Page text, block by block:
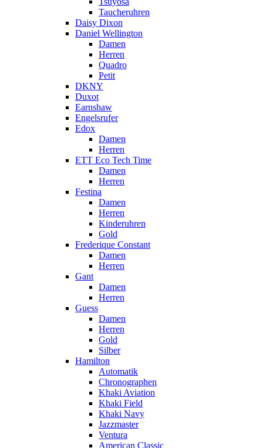
Taucheruhren
Daisy Dixon
Daniel Wellington
Damen
Herren
Quadro
Petit
DKNY
Duxot
Earnshaw
Engelsrufer
Edox
Damen
Herren
ETT Eco Tech Time
Damen
Herren
Festina
Damen
Herren
Kinderuhren
Gold
Frederique Constant
Damen
Herren
Gant
Damen
Herren
Guess
Damen
Herren
Gold
Silber
Hamilton
Automatik
Chronographen
Khaki Aviation
Khaki Field
Khaki Navy
Jazzmaster
Ventura
American Classic